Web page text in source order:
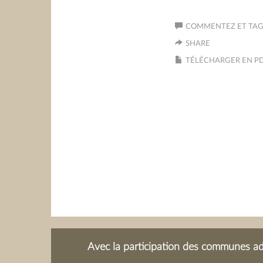
COMMENTEZ ET
SHARE
TÉLÉCHARGER EN
Avec la participation des communes